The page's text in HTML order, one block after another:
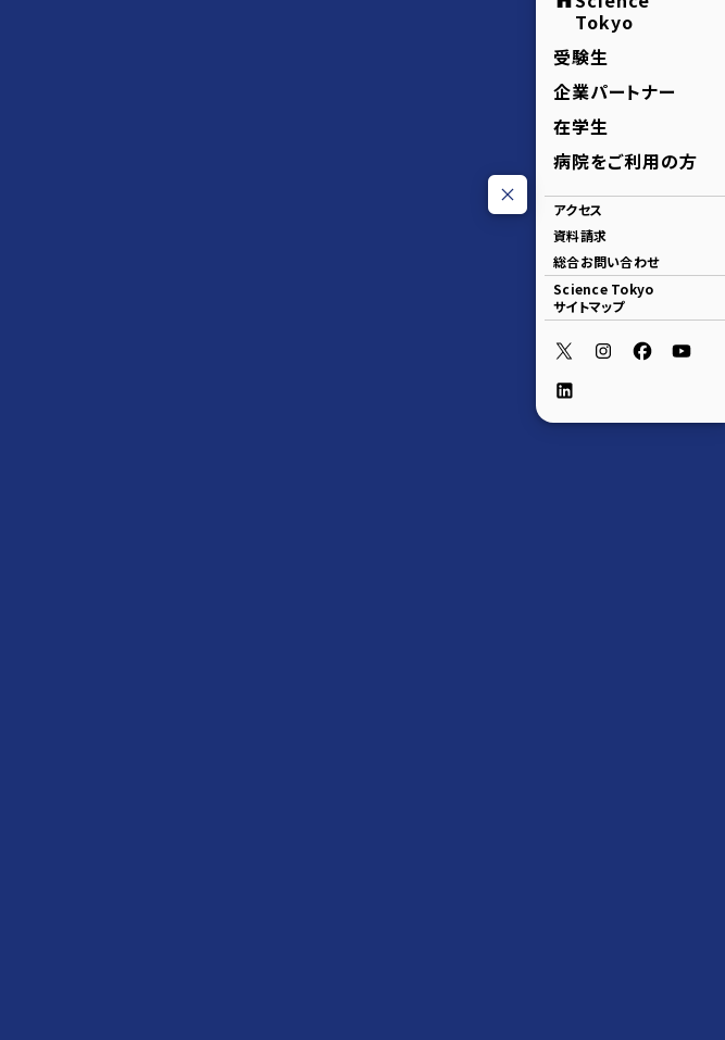
Tokyo
受験生
企業パートナー
在学生
病院をご利用の方
アクセス
資料請求
総合お問い合わせ
Science Tokyo
サイトマップ